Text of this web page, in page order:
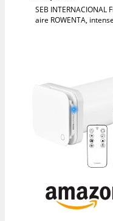
SEB
aire ROWENTA,